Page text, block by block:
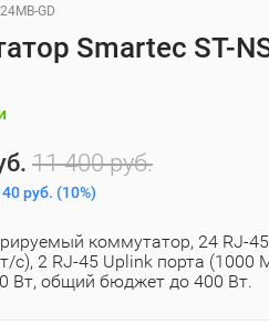
GD
Smartec ST-
11 400 руб.
руб. (10%)
коммутатор, 24 RJ-45
с), 2 RJ-45 Uplink порта (1000
Вт, общий бюджет до 400 Вт.